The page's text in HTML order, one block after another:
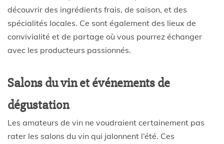
découvrir des ingrédients frais, de saison, et des
spécialités locales. Ce sont également des lieux de
convivialité et de partage où vous pourrez échanger
avec les producteurs passionnés.
Salons du vin et événements de
dégustation
Les amateurs de vin ne voudraient certainement pas
rater les salons du vin qui jalonnent l’été. Ces